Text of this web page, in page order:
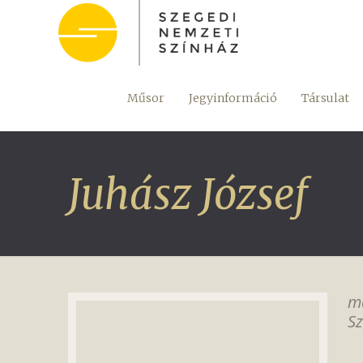
Műsor Jegyinformáció Társulat
Juhász József